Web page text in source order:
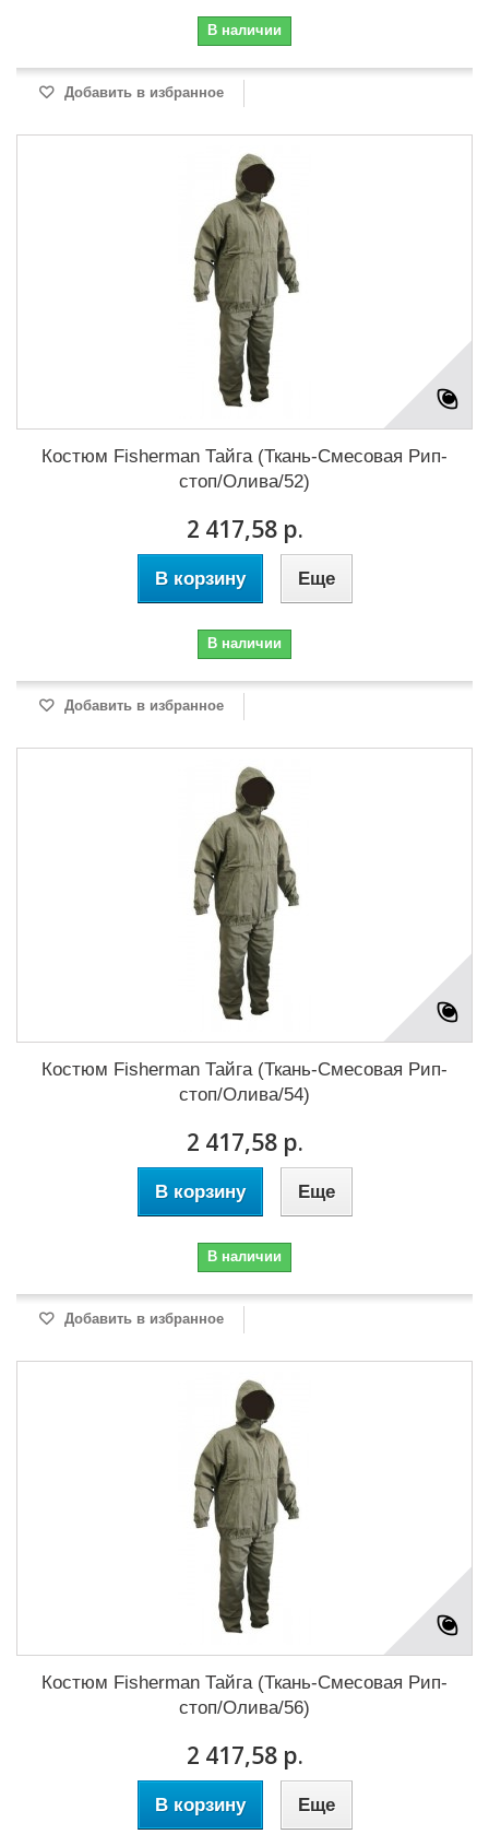
В наличии
Добавить в избранное
Костюм Fisherman Тайга (Ткань-Смесовая Рип-
стоп/Олива/52)
2 417,58 р.
В корзину Еще
В наличии
Добавить в избранное
Костюм Fisherman Тайга (Ткань-Смесовая Рип-
стоп/Олива/54)
2 417,58 р.
В корзину Еще
В наличии
Добавить в избранное
Костюм Fisherman Тайга (Ткань-Смесовая Рип-
стоп/Олива/56)
2 417,58 р.
В корзину Еще